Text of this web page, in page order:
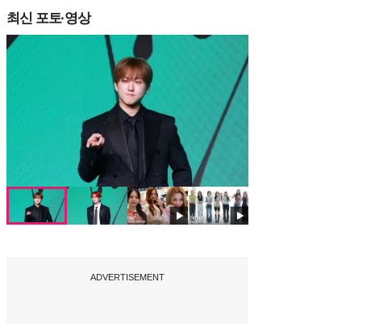
최신 포토·영상
ADVERTISEMENT